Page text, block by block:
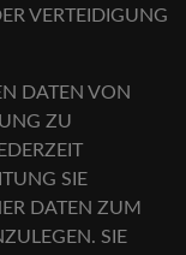
VERTEIDIGUNG
DATEN VON
ZU
SIE
DATEN ZUM
SIE